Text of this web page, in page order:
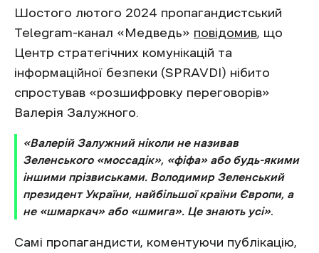
Шостого лютого 2024 пропагандистський
Telegram-канал «Медведь» повідомив, що
Центр стратегічних комунікацій та
інформаційної безпеки (SPRAVDI) нібито
спростував «розшифровку переговорів»
Валерія Залужного.
«Валерій Залужний ніколи не називав
Зеленського «моссадік», «фіфа» або будь-якими
іншими прізвиськами. Володимир Зеленський
президент України, найбільшої країни Європи, а
не «шмаркач» або «шмига». Це знають усі».
Самі пропагандисти, коментуючи публікацію,